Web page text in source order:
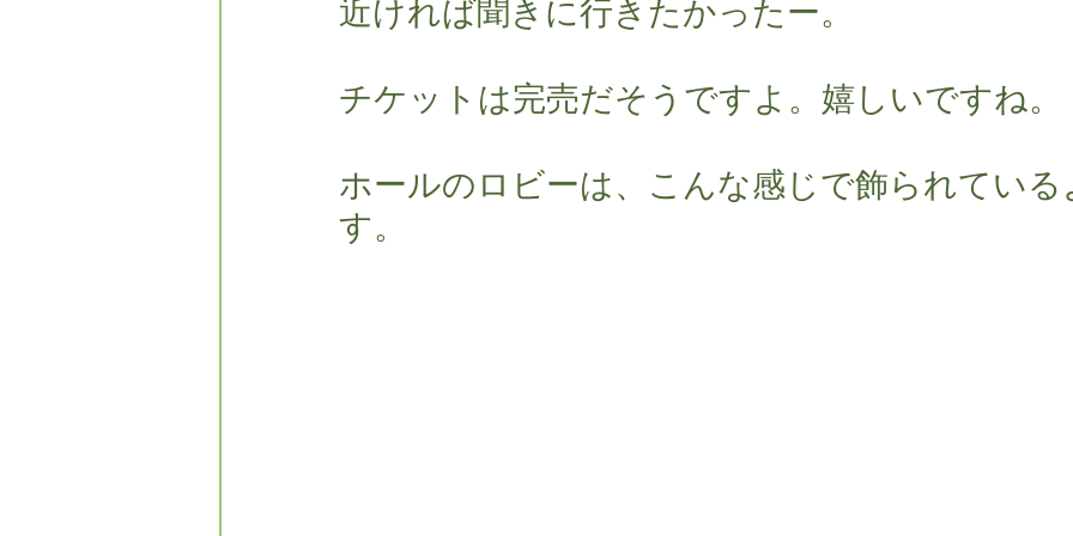
近ければ聞きに行きたかったー。
チケットは完売だそうですよ。嬉しいですね。
ホールのロビーは、こんな感じで飾られている
す。